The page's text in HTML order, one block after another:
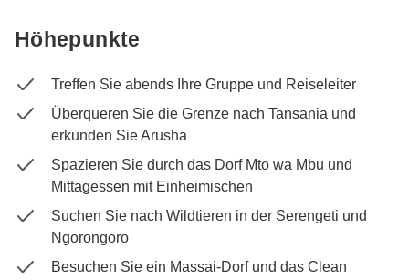
Höhepunkte
Treffen Sie abends Ihre Gruppe und Reiseleiter
Überqueren Sie die Grenze nach Tansania und
erkunden Sie Arusha
Spazieren Sie durch das Dorf Mto wa Mbu und
Mittagessen mit Einheimischen
Suchen Sie nach Wildtieren in der Serengeti und
Ngorongoro
Besuchen Sie ein Massai-Dorf und das Clean